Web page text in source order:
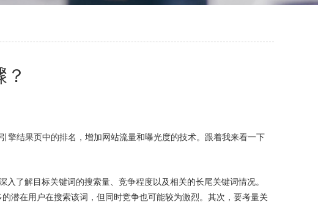
结果页中的排名，增加网站流量和曝光度的技术。 跟着我来看一下
入了解目标关键词的搜索量、竞争程度以及相关的长尾关键词情况。
潜在用户在搜索该词，但同时竞争也可能较为激烈。其次，要考量关